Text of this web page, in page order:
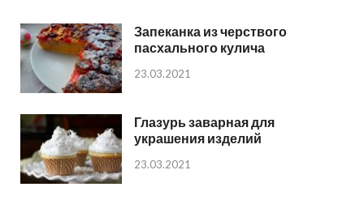
Запеканка из черствого
пасхального кулича
23.03.2021
Глазурь заварная для
украшения изделий
23.03.2021